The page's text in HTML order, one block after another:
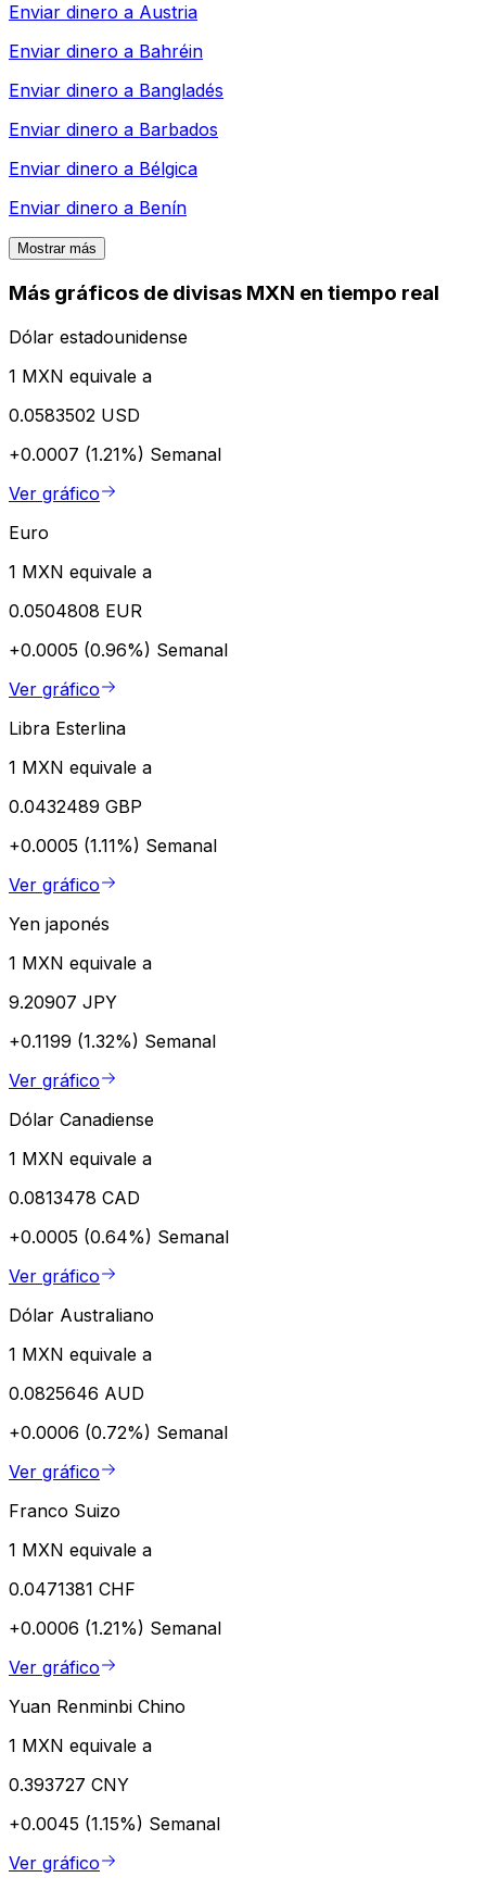
Enviar dinero a Austria
Enviar dinero a Bahréin
Enviar dinero a Bangladés
Enviar dinero a Barbados
Enviar dinero a Bélgica
Enviar dinero a Benín
Mostrar más
Más gráficos de divisas MXN en tiempo real
Dólar estadounidense
1 MXN equivale a
0.0583502 USD
+0.0007 (1.21%) Semanal
Ver gráfico
Euro
1 MXN equivale a
0.0504808 EUR
+0.0005 (0.96%) Semanal
Ver gráfico
Libra Esterlina
1 MXN equivale a
0.0432489 GBP
+0.0005 (1.11%) Semanal
Ver gráfico
Yen japonés
1 MXN equivale a
9.20907 JPY
+0.1199 (1.32%) Semanal
Ver gráfico
Dólar Canadiense
1 MXN equivale a
0.0813478 CAD
+0.0005 (0.64%) Semanal
Ver gráfico
Dólar Australiano
1 MXN equivale a
0.0825646 AUD
+0.0006 (0.72%) Semanal
Ver gráfico
Franco Suizo
1 MXN equivale a
0.0471381 CHF
+0.0006 (1.21%) Semanal
Ver gráfico
Yuan Renminbi Chino
1 MXN equivale a
0.393727 CNY
+0.0045 (1.15%) Semanal
Ver gráfico